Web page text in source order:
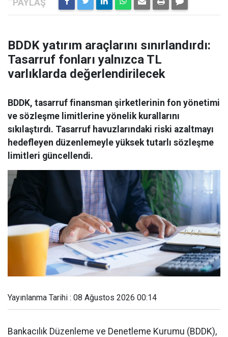
BDDK yatırım araçlarını sınırlandırdı:
Tasarruf fonları yalnızca TL
varlıklarda değerlendirilecek
BDDK, tasarruf finansman şirketlerinin fon yönetimi
ve sözleşme limitlerine yönelik kurallarını
sıkılaştırdı. Tasarruf havuzlarındaki riski azaltmayı
hedefleyen düzenlemeyle yüksek tutarlı sözleşme
limitleri güncellendi.
Yayınlanma Tarihi : 08 Ağustos 2026 00:14
Bankacılık Düzenleme ve Denetleme Kurumu (BDDK),